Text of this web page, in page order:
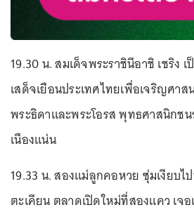
19.30 น. สมเด็จพระราชินีอาชิ เชริง
เสด็จเยือนประเทศไทยเพื่อเจริญศา
พระธิดาและพระโอรส พุทธศาสนิกช
เนืองแน่น
19.33 น. สองแม่ลูกคอหวย ซุ่มเงียบไ
ตะเคียน ตลาดเปิดใหม่ที่สองแคว เจอ